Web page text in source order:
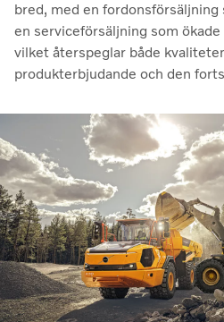
bred, med en
en serviceförsäljning som
vilket återspeglar både
produkterbjudande och den
marknader. Lönsamheten
senaste kvartalen. Det
till 14,8 miljarder kronor (13,5),
rörelsemarginal på 11,7%, upp
kvartalet 2025, en utveckling
generera bra resultat genom
Martin Lundstedt, vd och